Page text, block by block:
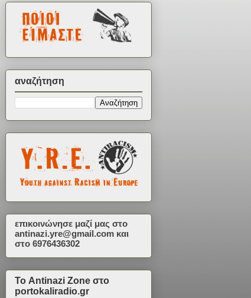
αναζήτηση
επικοινώνησε μαζί μας στο
antinazi.yre@gmail.com και
στο 6976436302
Το Antinazi Zone στο
portokaliradio.gr